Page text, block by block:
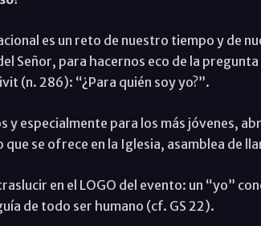
es un reto de nuestro tiempo y de
Señor, para hacernos eco de la
(n. 286): “¿Para quién soy yo?”.
y especialmente para los más jóvenes,
se ofrece en la Iglesia, asamblea de
en el LOGO del evento: un “yo”
de todo ser humano (cf. GS 22).